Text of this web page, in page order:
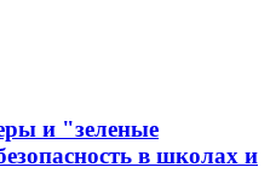
и "зеленые
в школах и